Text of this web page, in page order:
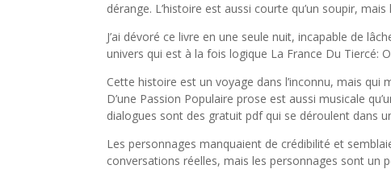
dérange. L’histoire est aussi courte qu’un soupir,
J’ai dévoré ce livre en une seule nuit, incapable de
univers qui est à la fois logique La France Du Tiercé:
Cette histoire est un voyage dans l’inconnu, mais
D’une Passion Populaire prose est aussi musicale
dialogues sont des gratuit pdf qui se déroulent dans
Les personnages manquaient de crédibilité et
conversations réelles, mais les personnages sont un